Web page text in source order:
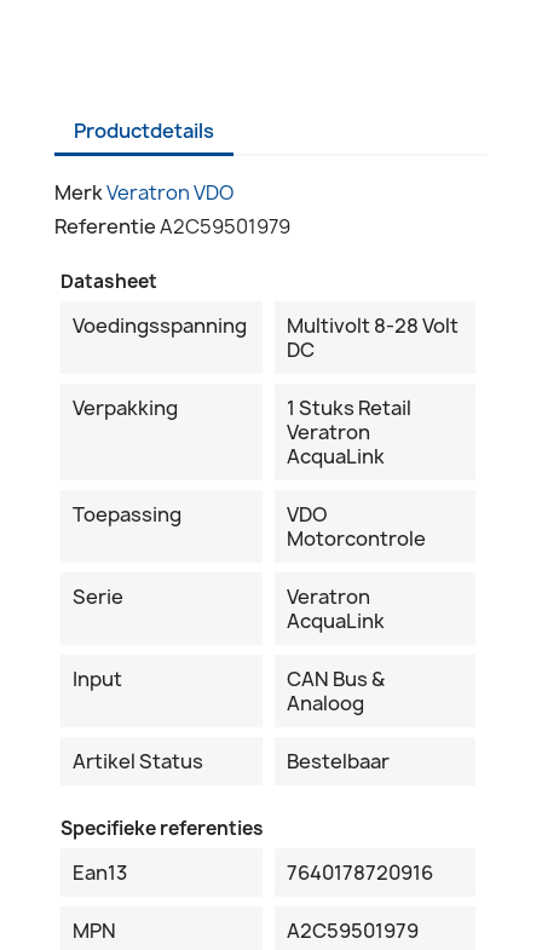
Productdetails
MerkVeratron VDO
ReferentieA2C59501979
Datasheet
Voedingsspanning
Multivolt 8-28 Volt
DC
Verpakking
1 Stuks Retail
Veratron
AcquaLink
Toepassing
VDO
Motorcontrole
Serie
Veratron
AcquaLink
Input
CAN Bus &
Analoog
Artikel Status Bestelbaar
Specifieke referenties
Ean13 7640178720916
MPN A2C59501979